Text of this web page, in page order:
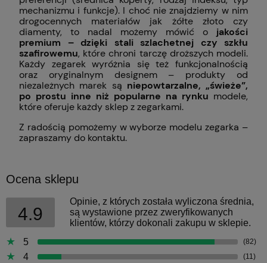
mechanizmu i funkcje). I choć nie znajdziemy w nim
drogocennych materiałów jak żółte złoto czy
diamenty, to nadal możemy mówić o jakości
premium – dzięki stali szlachetnej czy szkłu
szafirowemu, które chroni tarczę droższych modeli.
Każdy zegarek wyróżnia się też funkcjonalnością
oraz oryginalnym designem – produkty od
niezależnych marek są niepowtarzalne, „świeże”,
po prostu inne niż popularne na rynku modele,
które oferuje każdy sklep z zegarkami.
Z radością pomożemy w wyborze modelu zegarka –
zapraszamy do kontaktu.
Ocena sklepu
4.9
Opinie, z których została wyliczona średnia,
są wystawione przez zweryfikowanych
klientów, którzy dokonali zakupu w sklepie.
5
(82)
4 (11)